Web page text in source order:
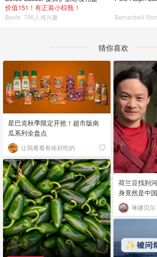
价值151！有正装小棕瓶！
Boots 766人感兴趣 Bernardelli
猜你喜欢
星巴克秋季限定开抢！超市版南
瓜系列全盘点
让我看看有啥好吃的
荷兰豆找到
身竟然是中
琳娜贝尔